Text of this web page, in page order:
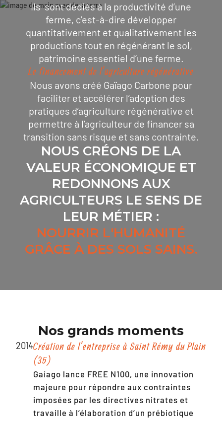
Ils sont dédiés à la productivité d’une
ferme, c’est-à-dire développer
quantitativement et qualitativement les
productions tout en régénérant le sol,
patrimoine essentiel d’une ferme.
Le financement de l’agriculture régénérative
Nous avons créé Gaïago Carbone pour
faciliter et accélérer l’adoption des
pratiques d’agriculture régénérative et
permettre à l’agriculteur de financer sa
transition sans risque et sans contrainte.
NOUS CRÉONS DE LA
VALEUR ÉCONOMIQUE ET
REDONNONS AUX
AGRICULTEURS LE SENS DE
LEUR MÉTIER :
NOURRIR L'HUMANITÉ
GRÂCE À DES SOLS SAINS.
Nos grands moments
2014Création de l’entreprise à Saint Rémy du Plain
(35)
Gaiago lance FREE N100, une innovation
majeure pour répondre aux contraintes
imposées par les directives nitrates et
travaille à l’élaboration d’un prébiotique